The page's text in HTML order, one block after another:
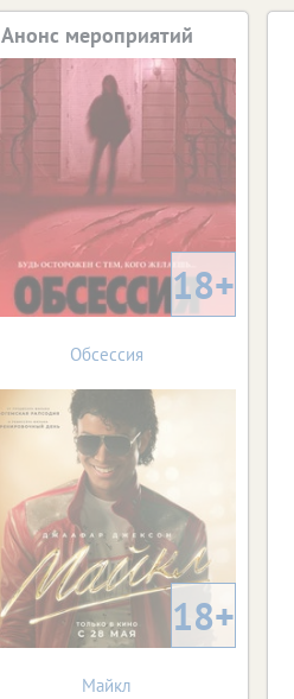
Анонс мероприятий
18+
Обсессия
18+
Майкл